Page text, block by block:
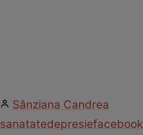
Sânziana Candrea
sanatatedepresiefacebook